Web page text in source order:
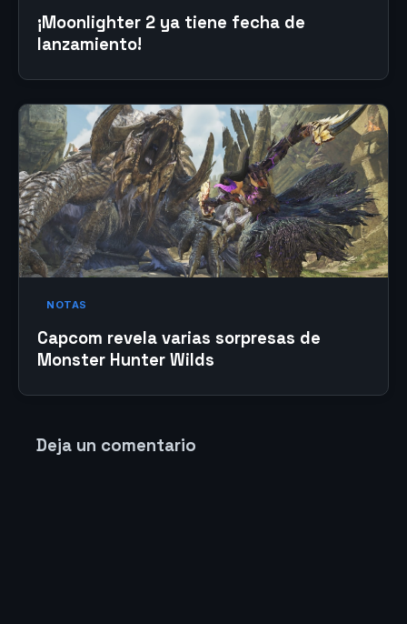
¡Moonlighter 2 ya tiene fecha de
lanzamiento!
NOTAS
Capcom revela varias sorpresas de
Monster Hunter Wilds
Deja un comentario